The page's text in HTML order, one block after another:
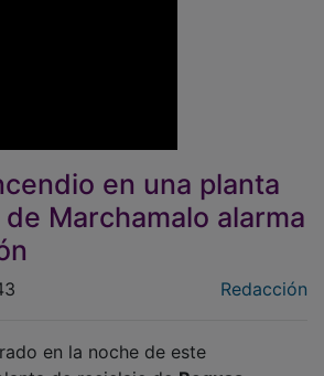
en una planta
Marchamalo alarma
de reciclaje deRegusa